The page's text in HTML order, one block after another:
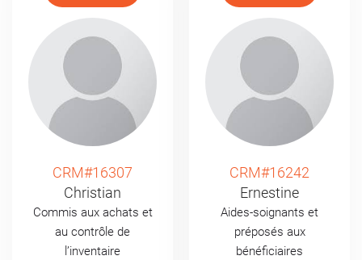
CRM#16307
Christian
Commis aux achats et
au contrôle de
l’inventaire
CRM#16242
Ernestine
Aides-soignants et
préposés aux
bénéficiaires